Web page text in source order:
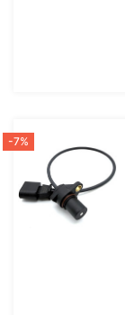
-7%